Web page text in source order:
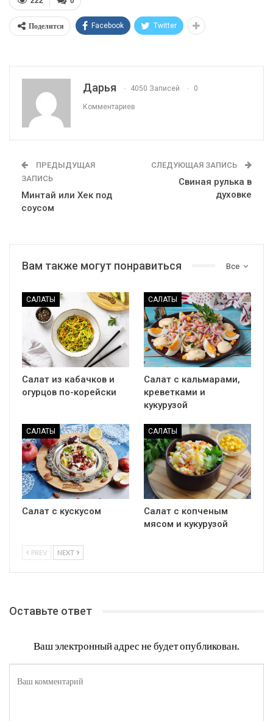
Поделится Facebook Twitter
Дарья 4050 Записей 0
Комментариев
ПРЕДЫДУЩАЯ
ЗАПИСЬ
Минтай или Хек под
соусом
СЛЕДУЮЩАЯ ЗАПИСЬ
Свиная рулька в
духовке
Все
Вам также могут понравиться
САЛАТЫ
Салат из кабачков и
огурцов по-корейски
САЛАТЫ
Салат с кальмарами,
креветками и
кукурузой
САЛАТЫ
Салат с кускусом
САЛАТЫ
Салат с копченым
мясом и кукурузой
PREV NEXT
Оставьте ответ
Ваш электронный адрес не будет опубликован.